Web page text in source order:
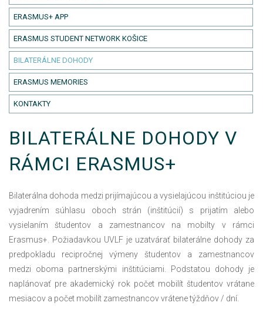
ERASMUS+ APP
ERASMUS STUDENT NETWORK KOŠICE
BILATERÁLNE DOHODY
ERASMUS MEMORIES
KONTAKTY
BILATERÁLNE DOHODY V
RÁMCI ERASMUS+
Bilaterálna dohoda medzi prijímajúcou a vysielajúcou inštitúciou je
vyjadrením súhlasu oboch strán (inštitúcií) s prijatím alebo
vysielaním študentov a zamestnancov na mobilty v rámci
Erasmus+. Požiadavkou UVLF je uzatvárať bilaterálne dohody za
predpokladu recipročnej výmeny študentov a zamestnancov
medzi oboma partnerskými inštitúciami. Podstatou dohody je
naplánovať pre akademický rok počet mobilít študentov vrátane
mesiacov a počet mobilít zamestnancov vrátene týždňov / dní.